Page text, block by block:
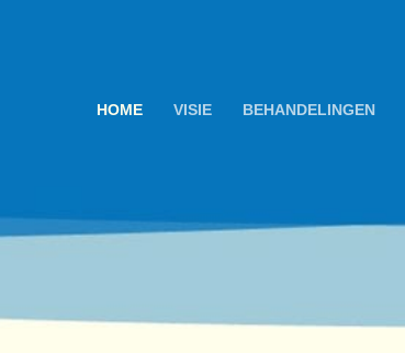
HOME VISIE BEHANDELINGEN